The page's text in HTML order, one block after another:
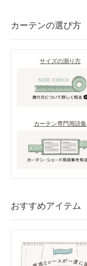
カーテンの選び方
サイズの測り方
カーテン専門用語集
おすすめアイテム